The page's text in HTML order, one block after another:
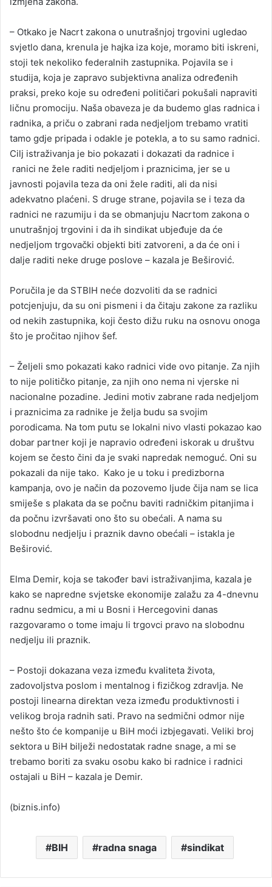
– Otkako je Nacrt zakona o unutrašnjoj trgovini ugledao
svjetlo dana, krenula je hajka iza koje, moramo biti iskreni,
stoji tek nekoliko federalnih zastupnika. Pojavila se i
studija, koja je zapravo subjektivna analiza određenih
praksi, preko koje su određeni političari pokušali napraviti
ličnu promociju. Naša obaveza je da budemo glas radnica i
radnika, a priču o zabrani rada nedjeljom trebamo vratiti
tamo gdje pripada i odakle je potekla, a to su samo radnici.
Cilj istraživanja je bio pokazati i dokazati da radnice i
ranici ne žele raditi nedjeljom i praznicima, jer se u
javnosti pojavila teza da oni žele raditi, ali da nisi
adekvatno plaćeni. S druge strane, pojavila se i teza da
radnici ne razumiju i da se obmanjuju Nacrtom zakona o
unutrašnjoj trgovini i da ih sindikat ubjeđuje da će
nedjeljom trgovački objekti biti zatvoreni, a da će oni i
dalje raditi neke druge poslove – kazala je Beširović.
Poručila je da STBIH neće dozvoliti da se radnici
potcjenjuju, da su oni pismeni i da čitaju zakone za razliku
od nekih zastupnika, koji često dižu ruku na osnovu onoga
što je pročitao njihov šef.
– Željeli smo pokazati kako radnici vide ovo pitanje. Za njih
to nije političko pitanje, za njih ono nema ni vjerske ni
nacionalne pozadine. Jedini motiv zabrane rada nedjeljom
i praznicima za radnike je želja budu sa svojim
porodicama. Na tom putu se lokalni nivo vlasti pokazao kao
dobar partner koji je napravio određeni iskorak u društvu
kojem se često čini da je svaki napredak nemoguć. Oni su
pokazali da nije tako. Kako je u toku i predizborna
kampanja, ovo je način da pozovemo ljude čija nam se lica
smiješe s plakata da se počnu baviti radničkim pitanjima i
da počnu izvršavati ono što su obećali. A nama su
slobodnu nedjelju i praznik davno obećali – istakla je
Beširović.
Elma Demir, koja se također bavi istraživanjima, kazala je
kako se napredne svjetske ekonomije zalažu za 4-dnevnu
radnu sedmicu, a mi u Bosni i Hercegovini danas
razgovaramo o tome imaju li trgovci pravo na slobodnu
nedjelju ili praznik.
– Postoji dokazana veza između kvaliteta života,
zadovoljstva poslom i mentalnog i fizičkog zdravlja. Ne
postoji linearna direktan veza između produktivnosti i
velikog broja radnih sati. Pravo na sedmični odmor nije
nešto što će kompanije u BiH moći izbjegavati. Veliki broj
sektora u BiH bilježi nedostatak radne snage, a mi se
trebamo boriti za svaku osobu kako bi radnice i radnici
ostajali u BiH – kazala je Demir.
(biznis.info)
BIH radna snaga sindikat